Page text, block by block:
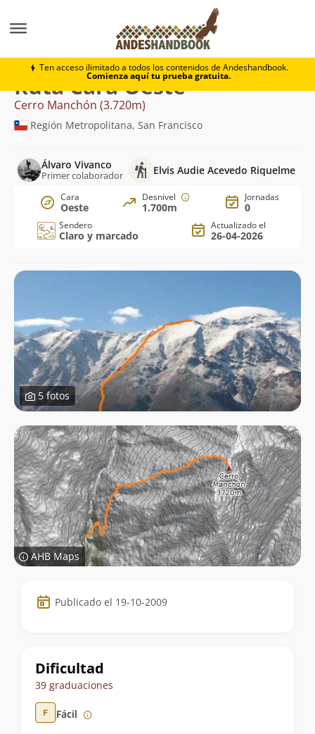
Ten acceso ilimitado a todos los contenidos de Andeshandbook.
Comienza aquí tu prueba gratuita.
Cerro Manchón Cara Oeste
Ruta Cara Oeste
Cerro Manchón (3.720m)
Región Metropolitana, San Francisco
Álvaro Vivanco
Primer colaborador Elvis Audie Acevedo Riquelme
Cara
Oeste
Desnivel
1.700m
Jornadas
0
Sendero
Claro y marcado
Actualizado el
26-04-2026
5 fotos
AHB Maps
Datos
de
ruta
Publicado el 19-10-2009
Dificultad
39 graduaciones
Fácil